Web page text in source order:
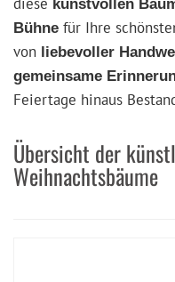
kunstvollen
Bühne für Ihre
von liebevoller
gemeinsame
Feiertage hinaus
Übersicht der
Weihnachtsbäume